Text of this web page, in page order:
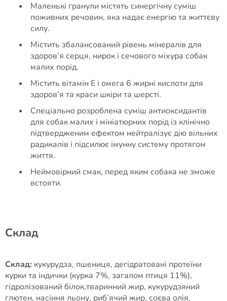
Маленькі гранули містять синергічну суміш
поживних речовин, яка надає енергію та життєву
силу.
Містить збалансований рівень мінералів для
здоров’я серця, нирок і сечового міхура собак
малих порід.
Містить вітамін E і омега 6 жирні кислоти для
здоров’я та краси шкіри та шерсті.
Спеціально розроблена суміш антиоксидантів
для собак малих і мініатюрних порід із клінічно
підтвердженим ефектом нейтралізує дію вільних
радикалів і підсилює імунну систему протягом
життя.
Неймовірний смак, перед яким собака не зможе
встояти.
Cклад
Склад: кукурудза, пшениця, дегідратовані протеїни
курки та індички (курка 7%, загалом птиця 11%),
гідролізований білок,тваринний жир, кукурудзяний
глютен, насіння льону, риб’ячий жир, соєва олія,